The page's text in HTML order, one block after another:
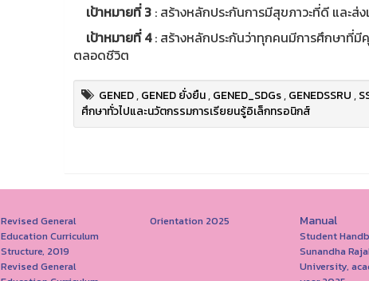
เป้าหมายที่ 3 : สร้างหลักประกันการมีสุขภาวะที่ดี และ
เป้าหมายที่ 4: สร้างหลักประกันว่าทุกคนมีการศึกษาที่มี
ตลอดชีวิต
GENED,GENED ยั่งยืน,GENED_SDGs,GENEDSSRU,
ศึกษาทั่วไปและนวัตกรรมการเรียยนรู้อิเล็กทรอนิกส์
Revised General
Education Curriculum
Structure, 2019
Revised General
Orientation 2025 Manual
Student
Sunandha
University,